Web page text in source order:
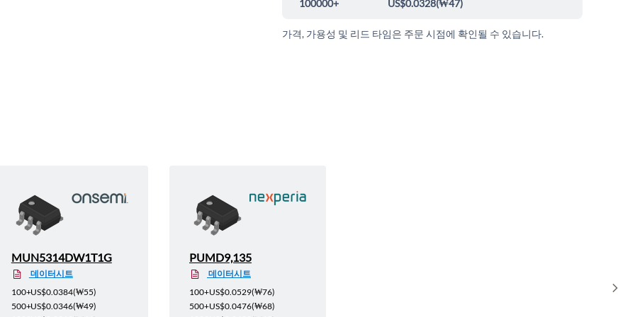
100000+ US$0.0328(₩47)
가격, 가용성 및 리드 타임은 주문 시점에 확인될 수 있습니다.
MUN5314DW1T1G
데이터시트
100+US$0.0384(₩55)
500+US$0.0346(₩49)
PUMD9,135
데이터시트
100+US$0.0529(₩76)
500+US$0.0476(₩68)